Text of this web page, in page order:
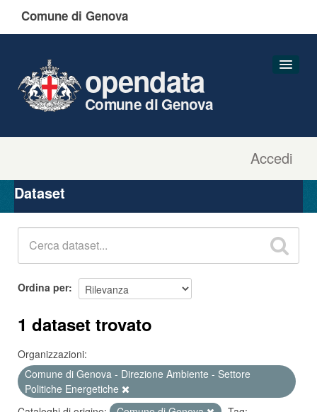
Comune di Genova
Accedi
opendata
Comune di Genova
Organizzazioni
Gruppi
Dataset
Ordina per
1 dataset trovato
Organizzazioni:
Comune di Genova - Direzione Ambiente - Settore
Politiche Energetiche